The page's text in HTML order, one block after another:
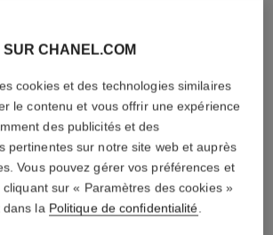
CHANEL.COM
cookies et des technologies similaires
le contenu et vous offrir une expérience
des publicités et des
pertinentes sur notre site web et auprès
Vous pouvez gérer vos préférences et
sur « Paramètres des cookies »
la Politique de confidentialité